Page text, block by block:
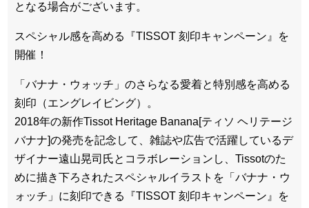
となる場合がございます。
スペシャル感を高める『TISSOT 刻印キャンペーン』を
開催！
「バナナ・ウォッチ」のさらなる愛着と特別感を高める
刻印（エングレイビング）。
2018年の新作Tissot Heritage Banana[ティソ ヘリテージ
バナナ]の発売を記念して、雑誌や広告で活躍しているデ
ザイナー遠山晃司氏とコラボレーションし、Tissotのた
めに描き下ろされたスペシャルイラストを「バナナ・ウ
ォッチ」に刻印できる『TISSOT 刻印キャンペーン』を